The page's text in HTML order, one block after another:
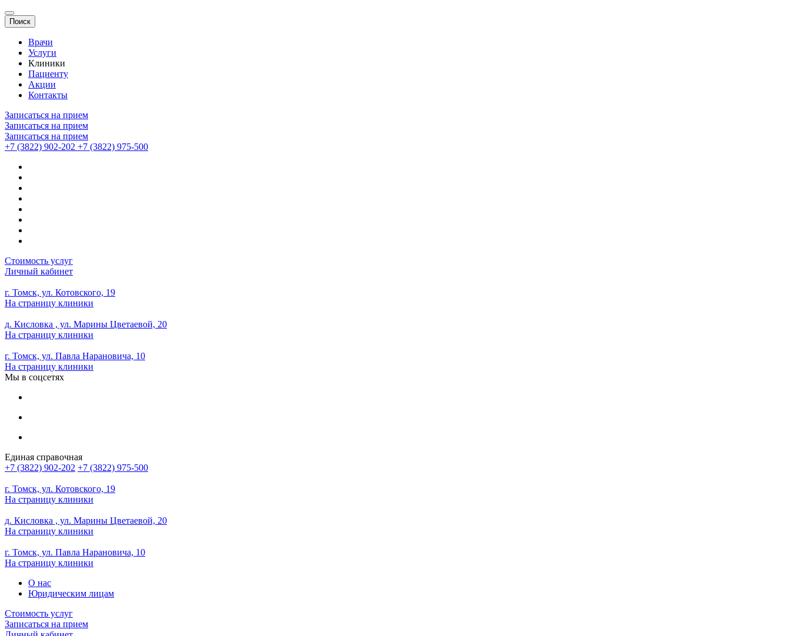
Поиск
Врачи
Услуги
Клиники
Пациенту
Акции
Контакты
Записаться на прием
Записаться на прием
Записаться на прием
+7 (3822) 902-202 +7 (3822) 975-500
Стоимость услуг
Личный кабинет
г. Томск, ул. Котовского, 19
На страницу клиники
д. Кисловка , ул. Марины Цветаевой, 20
На страницу клиники
г. Томск, ул. Павла Нарановича, 10
На страницу клиники
Мы в соцсетях
Единая справочная
+7 (3822) 902-202 +7 (3822) 975-500
г. Томск, ул. Котовского, 19
На страницу клиники
д. Кисловка , ул. Марины Цветаевой, 20
На страницу клиники
г. Томск, ул. Павла Нарановича, 10
На страницу клиники
О нас
Юридическим лицам
Стоимость услуг
Записаться на прием